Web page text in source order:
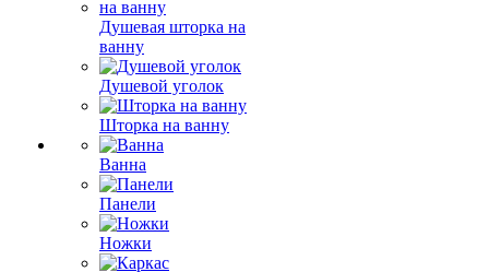
Душевая шторка на
ванну
Душевой уголок
Шторка на ванну
Ванна
Панели
Ножки